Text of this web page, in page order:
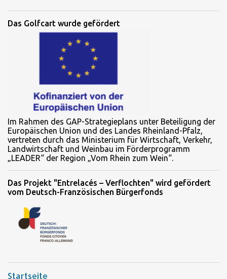
Das Golfcart wurde gefördert
Im Rahmen des GAP-Strategieplans unter Beteiligung der
Europäischen Union und des Landes Rheinland-Pfalz,
vertreten durch das Ministerium für Wirtschaft, Verkehr,
Landwirtschaft und Weinbau im Förderprogramm
„LEADER“ der Region „Vom Rhein zum Wein“.
Das Projekt "Entrelacés – Verflochten" wird gefördert
vom Deutsch-Französischen Bürgerfonds
Startseite